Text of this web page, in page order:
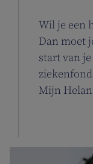
Wil je een
Dan moet
start van
Mijn